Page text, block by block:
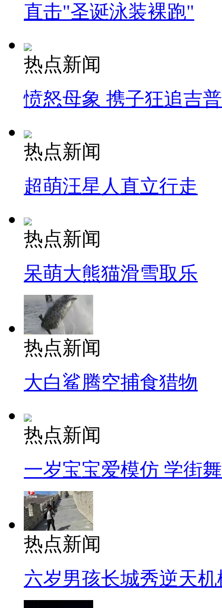
直击"圣诞泳装裸跑"
热点新闻
愤怒母象 携子狂追吉
热点新闻
超萌汪星人直立行走
热点新闻
呆萌大熊猫滑雪取乐
热点新闻
大白鲨腾空捕食猎物
热点新闻
一岁宝宝爱模仿 学街
热点新闻
六岁男孩长城秀逆天机